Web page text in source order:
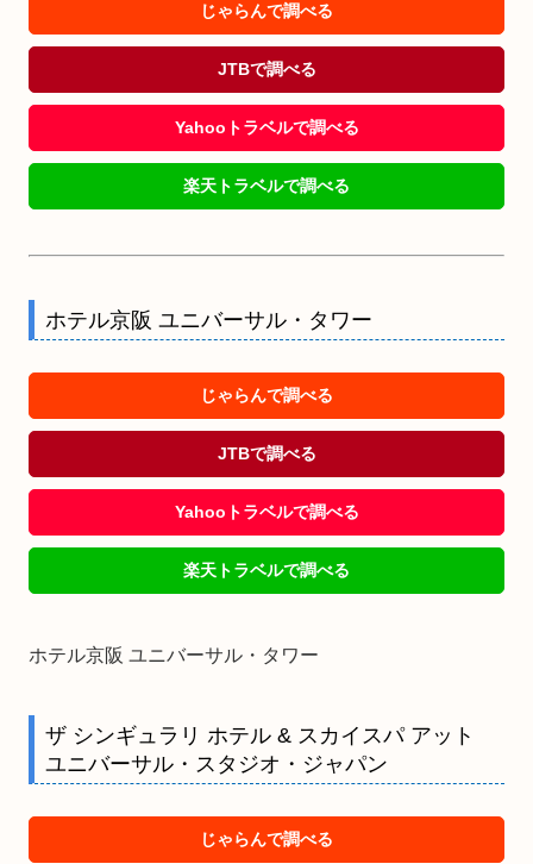
じゃらんで調べる
JTBで調べる
Yahooトラベルで調べる
楽天トラベルで調べる
ホテル京阪 ユニバーサル・タワー
じゃらんで調べる
JTBで調べる
Yahooトラベルで調べる
楽天トラベルで調べる
ホテル京阪 ユニバーサル・タワー
ザ シンギュラリ ホテル & スカイスパ アット
ユニバーサル・スタジオ・ジャパン
じゃらんで調べる